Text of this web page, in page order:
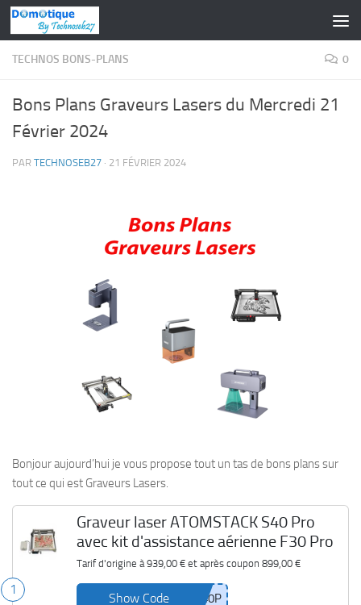
Skip to content
TECHNOS BONS-PLANS 0
Bons Plans Graveurs Lasers du Mercredi 21
Février 2024
PAR TECHNOSEB27 · 21 FÉVRIER 2024
Bonjour aujourd’hui je vous propose tout un tas de bons plans sur
tout ce qui est Graveurs Lasers.
1
Graveur laser ATOMSTACK S40 Pro
avec kit d'assistance aérienne F30 Pro
Tarif d'origine à939,00 €et après coupon 899,00 €
Show Code